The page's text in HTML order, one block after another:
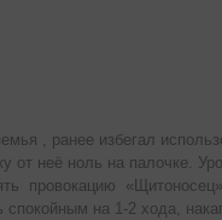
, ранее избегал
от неё ноль на палочке.
провокацию
на 1-2 хода,